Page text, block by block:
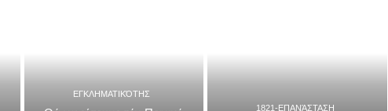
ΕΓΚΛΗΜΑΤΙΚΌΤΗΣ
1821-ΕΠΑΝΆΣΤΑΣΗ